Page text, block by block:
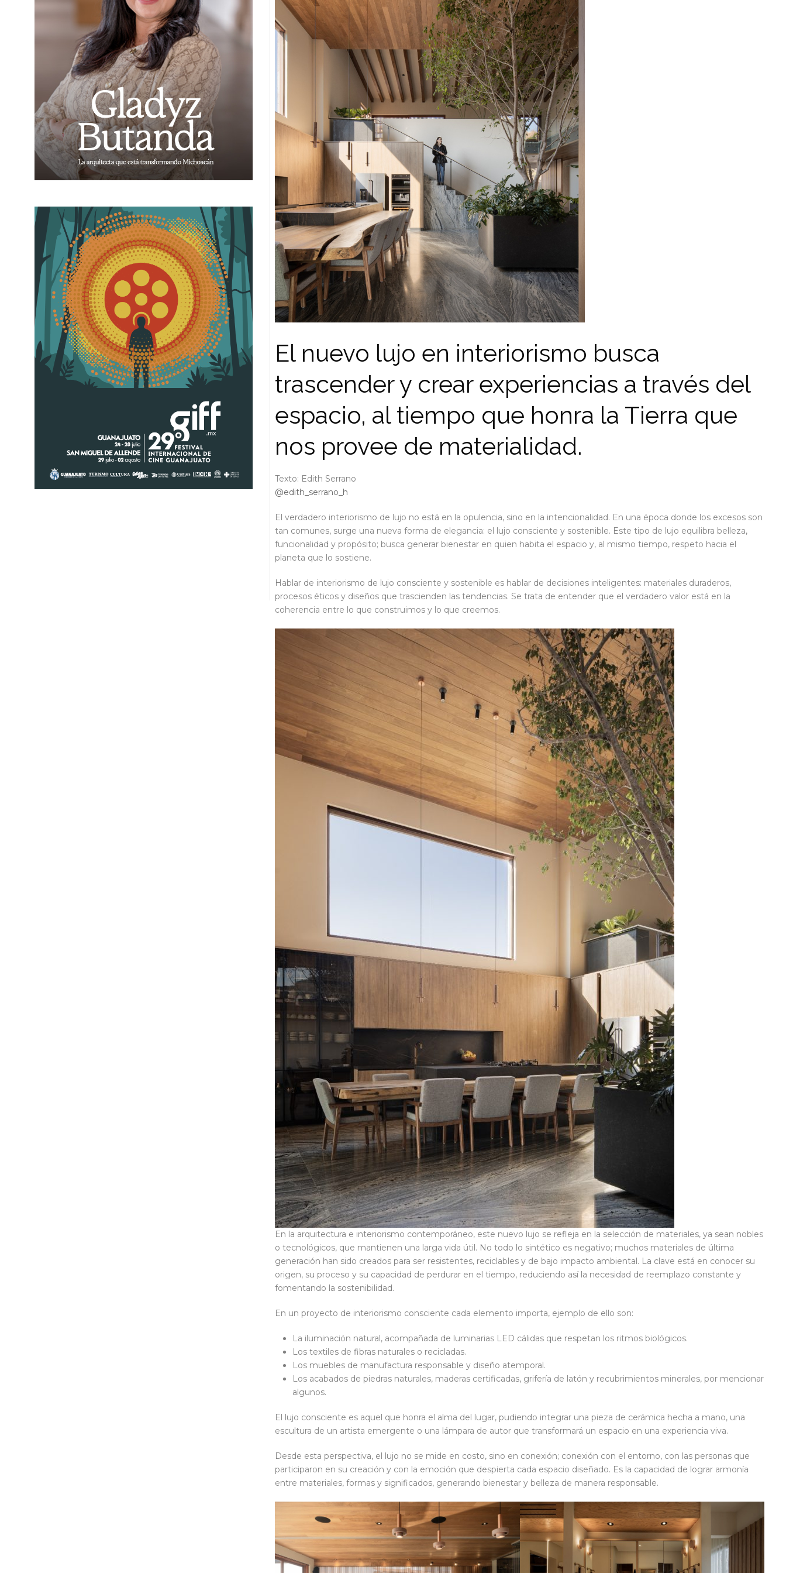
El nuevo lujo en interiorismo busca
trascender y crear experiencias a través del
espacio, al tiempo que honra la Tierra que
nos provee de materialidad.
Texto: Edith Serrano
@edith_serrano_h
El verdadero interiorismo de lujo no está en la opulencia, sino en la intencionalidad. En una época donde los excesos son
tan comunes, surge una nueva forma de elegancia: el lujo consciente y sostenible. Este tipo de lujo equilibra belleza,
funcionalidad y propósito; busca generar bienestar en quien habita el espacio y, al mismo tiempo, respeto hacia el
planeta que lo sostiene.
Hablar de interiorismo de lujo consciente y sostenible es hablar de decisiones inteligentes: materiales duraderos,
procesos éticos y diseños que trascienden las tendencias. Se trata de entender que el verdadero valor está en la
coherencia entre lo que construimos y lo que creemos.
En la arquitectura e interiorismo contemporáneo, este nuevo lujo se refleja en la selección de materiales, ya sean nobles
o tecnológicos, que mantienen una larga vida útil. No todo lo sintético es negativo; muchos materiales de última
generación han sido creados para ser resistentes, reciclables y de bajo impacto ambiental. La clave está en conocer su
origen, su proceso y su capacidad de perdurar en el tiempo, reduciendo así la necesidad de reemplazo constante y
fomentando la sostenibilidad.
En un proyecto de interiorismo consciente cada elemento importa, ejemplo de ello son:
La iluminación natural, acompañada de luminarias LED cálidas que respetan los ritmos biológicos.
Los textiles de fibras naturales o recicladas.
Los muebles de manufactura responsable y diseño atemporal.
Los acabados de piedras naturales, maderas certificadas, grifería de latón y recubrimientos minerales, por mencionar
algunos.
El lujo consciente es aquel que honra el alma del lugar, pudiendo integrar una pieza de cerámica hecha a mano, una
escultura de un artista emergente o una lámpara de autor que transformará un espacio en una experiencia viva.
Desde esta perspectiva, el lujo no se mide en costo, sino en conexión; conexión con el entorno, con las personas que
participaron en su creación y con la emoción que despierta cada espacio diseñado. Es la capacidad de lograr armonía
entre materiales, formas y significados, generando bienestar y belleza de manera responsable.